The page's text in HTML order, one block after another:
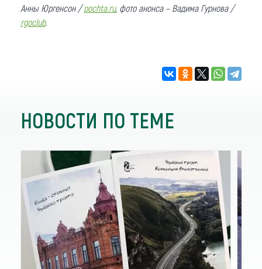
Анны Юргенсон /pochta.ru, фото анонса – Вадима Гурнова /
rgoclub.
НОВОСТИ ПО ТЕМЕ